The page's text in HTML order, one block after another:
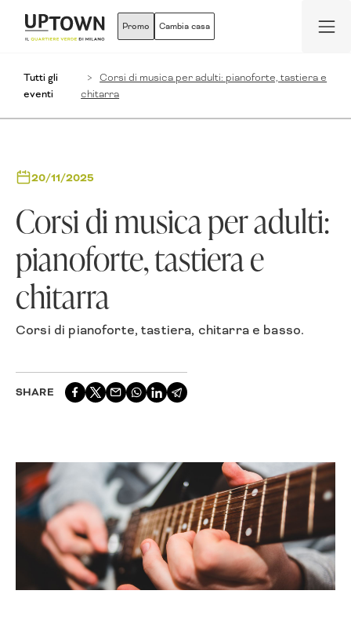
Promo Cambia casa
Tutti gli
eventi
Corsi di musica per adulti: pianoforte, tastiera e
chitarra
20/11/2025
Corsi di musica per adulti:
pianoforte, tastiera e
chitarra
Corsi di pianoforte, tastiera, chitarra e basso.
SHARE